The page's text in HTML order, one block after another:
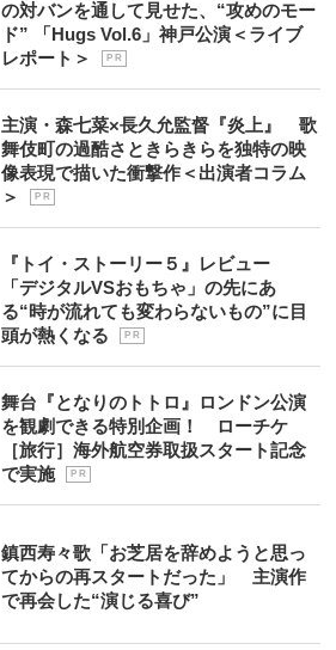
の対バンを通して見せた、“攻めのモー
ド” 「Hugs Vol.6」神戸公演＜ライブ
レポート＞
P R
主演・森七菜×長久允監督『炎上』 歌
舞伎町の過酷さときらきらを独特の映
像表現で描いた衝撃作＜出演者コラム
＞
P R
『トイ・ストーリー５』レビュー
「デジタルVSおもちゃ」の先にあ
る“時が流れても変わらないもの”に目
頭が熱くなる
P R
舞台『となりのトトロ』ロンドン公演
を観劇できる特別企画！ ローチケ
［旅行］海外航空券取扱スタート記念
で実施
P R
鎮西寿々歌「お芝居を辞めようと思っ
てからの再スタートだった」 主演作
で再会した“演じる喜び”